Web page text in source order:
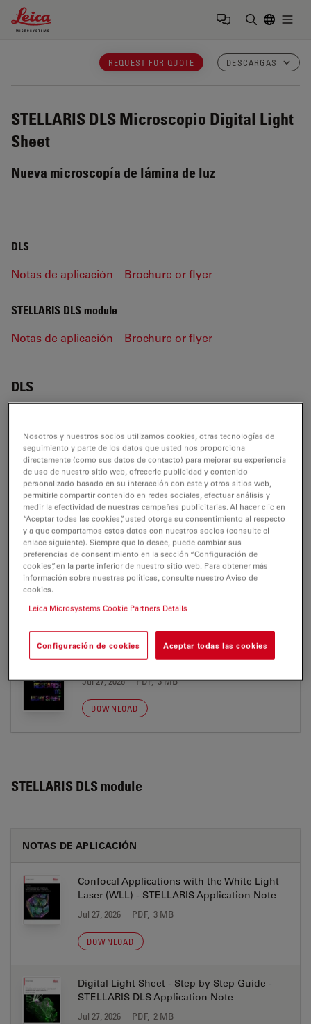
Leica Microsystems Logo
REQUEST FOR QUOTE DESCARGAS
STELLARIS DLS Microscopio Digital Light
Sheet
Nueva microscopía de lámina de luz
DLS
Notas de aplicación Brochure or flyer
STELLARIS DLS module
Notas de aplicación Brochure or flyer
DLS
NOTAS DE APLICACIÓN
Digital Light Sheet - Step by Step Guide -
STELLARIS DLS Application Note
Jul 27, 2026 PDF, 2 MB
DOWNLOAD
STELLARIS DLS brochure Oct2024 HighRes
Jul 27, 2026 PDF, 3 MB
DOWNLOAD
STELLARIS DLS module
NOTAS DE APLICACIÓN
Confocal Applications with the White Light
Laser (WLL) - STELLARIS Application Note
Jul 27, 2026 PDF, 3 MB
DOWNLOAD
Digital Light Sheet - Step by Step Guide -
STELLARIS DLS Application Note
Jul 27, 2026 PDF, 2 MB
Nosotros y nuestros socios utilizamos cookies, otras tecnologías de
seguimiento y parte de los datos que usted nos proporciona
directamente (como sus datos de contacto) para mejorar su experiencia
de uso de nuestro sitio web, ofrecerle publicidad y contenido
personalizado basado en su interacción con este y otros sitios web,
permitirle compartir contenido en redes sociales, efectuar análisis y
medir la efectividad de nuestras campañas publicitarias. Al hacer clic en
“Aceptar todas las cookies”, usted otorga su consentimiento al respecto
y a que compartamos estos datos con nuestros socios (consulte el
enlace siguiente). Siempre que lo desee, puede cambiar sus
preferencias de consentimiento en la sección “Configuración de
cookies”, en la parte inferior de nuestro sitio web. Para obtener más
información sobre nuestras políticas, consulte nuestro Aviso de
cookies.
Leica Microsystems Cookie Partners Details
Configuración de cookies Aceptar todas las cookies